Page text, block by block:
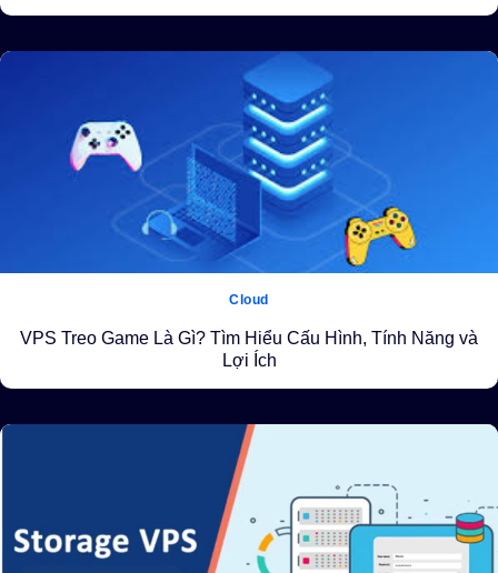
Cloud
VPS Treo Game Là Gì? Tìm Hiểu Cấu Hình, Tính Năng và
Lợi Ích